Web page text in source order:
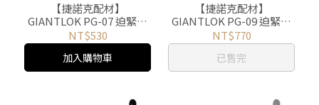
【捷諾克配材】
GIANTLOK PG-07 迫緊式
電纜固定頭 尼龍接頭 電線
電纜固定 PG牙規(黑)100入
NT$530
加入購物車
【捷諾克配材】
GIANTLOK PG-09 迫緊式
電纜固定頭 尼龍接頭 電線
電纜固定 PG牙規(黑)100入
NT$770
已售完